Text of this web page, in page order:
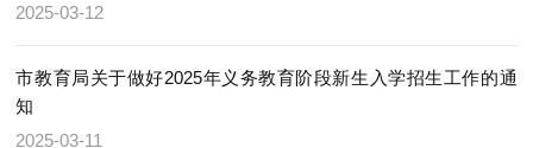
2025-03-12
市教育局关于做好2025年义务教育阶段新生入学招生工作的通
知
2025-03-11